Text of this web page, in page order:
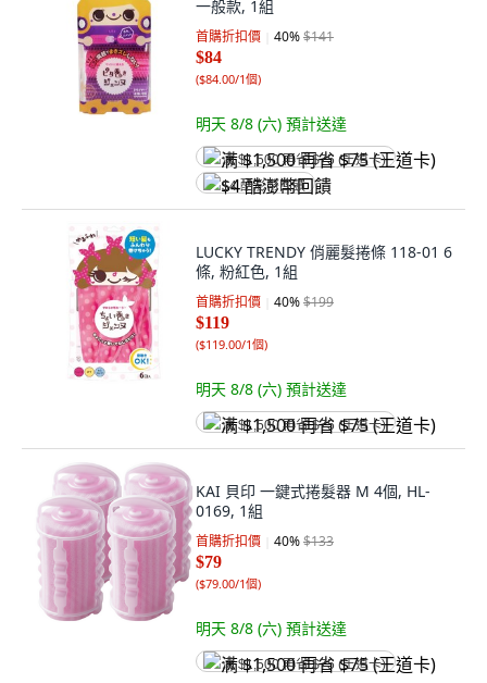
一般款, 1組
首購折扣價 40%$141
$84
($84.00/1個)
明天 8/8 (六) 預計送達
满 $1,500 再省 $75 (王道卡)
$4 酷澎幣回饋
LUCKY TRENDY 俏麗髮捲條 118-01 6
條, 粉紅色, 1組
首購折扣價 40%$199
$119
($119.00/1個)
明天 8/8 (六) 預計送達
满 $1,500 再省 $75 (王道卡)
KAI 貝印 一鍵式捲髮器 M 4個, HL-
0169, 1組
首購折扣價 40%$133
$79
($79.00/1個)
明天 8/8 (六) 預計送達
满 $1,500 再省 $75 (王道卡)